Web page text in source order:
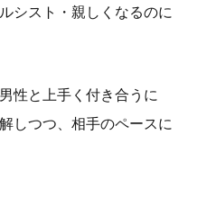
シスト・親しくなるのに
性と上手く付き合うに
しつつ、相手のペースに